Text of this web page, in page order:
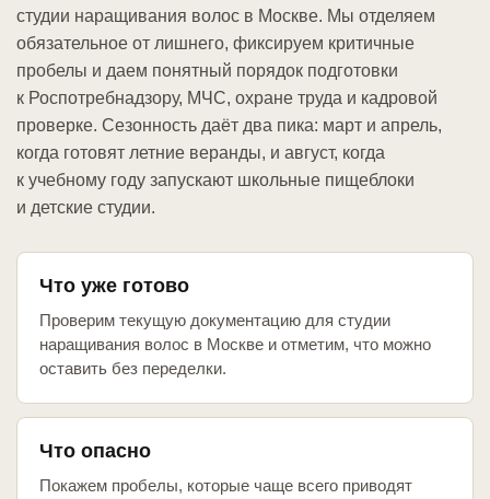
студии наращивания волос в Москве. Мы отделяем
обязательное от лишнего, фиксируем критичные
пробелы и даем понятный порядок подготовки
к Роспотребнадзору, МЧС, охране труда и кадровой
проверке. Сезонность даёт два пика: март и апрель,
когда готовят летние веранды, и август, когда
к учебному году запускают школьные пищеблоки
и детские студии.
Что уже готово
Проверим текущую документацию для студии
наращивания волос в Москве и отметим, что можно
оставить без переделки.
Что опасно
Покажем пробелы, которые чаще всего приводят